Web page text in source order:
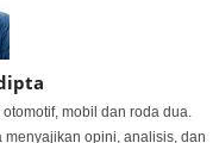
mobil dan roda dua.
opini, analisis, dan